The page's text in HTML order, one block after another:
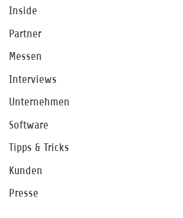
Inside
Partner
Messen
Interviews
Unternehmen
Software
Tipps & Tricks
Kunden
Presse